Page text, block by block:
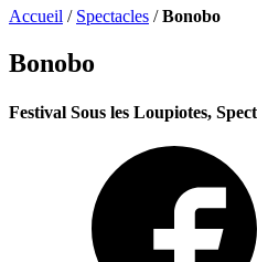
Accueil / Spectacles /Bonobo
Bonobo
Festival Sous les Loupiotes,